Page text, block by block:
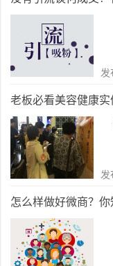
发
老板必看美容健康
发
怎么样做好微商？你